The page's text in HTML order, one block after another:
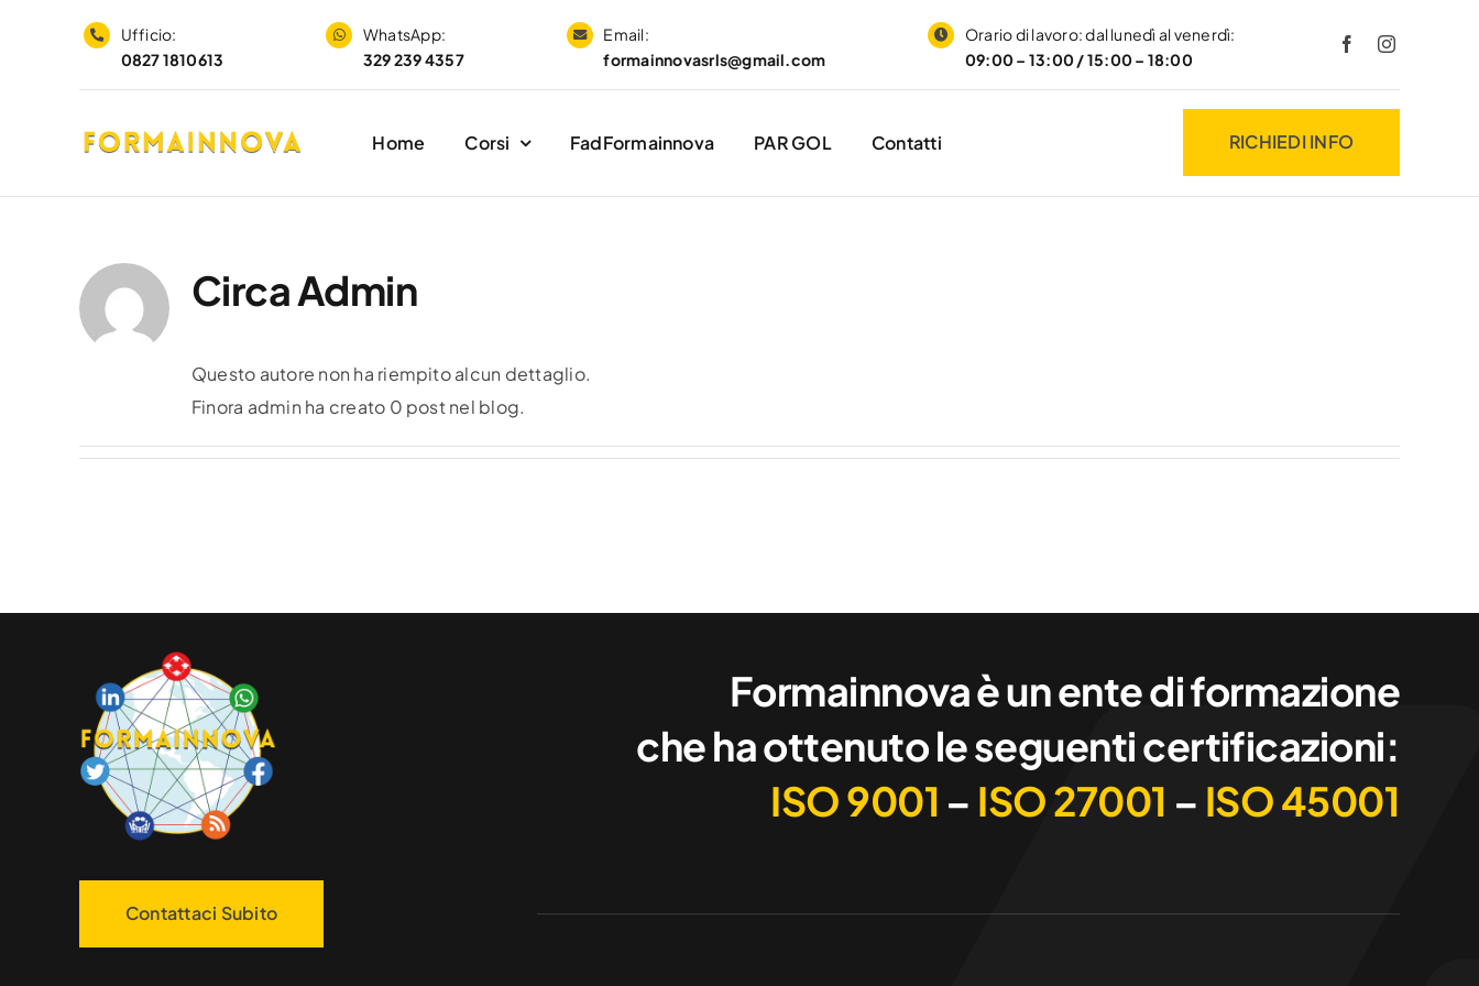
Ufficio:
0827 1810613
WhatsApp:
329 239 4357
Email:
formainnovasrls@gmail.com
Orario di lavoro: dal lunedì al venerdì:
09:00 – 13:00 / 15:00 – 18:00
Home Corsi FadFormainnova PAR GOL Contatti RICHIEDI INFO
CircaAdmin
Questo autore non ha riempito alcun dettaglio.
Finora admin ha creato 0 post nel blog.
Formainnova è un ente di formazione
che ha ottenuto le seguenti certificazioni:
ISO 9001 – ISO 27001 – ISO 45001
Contattaci Subito